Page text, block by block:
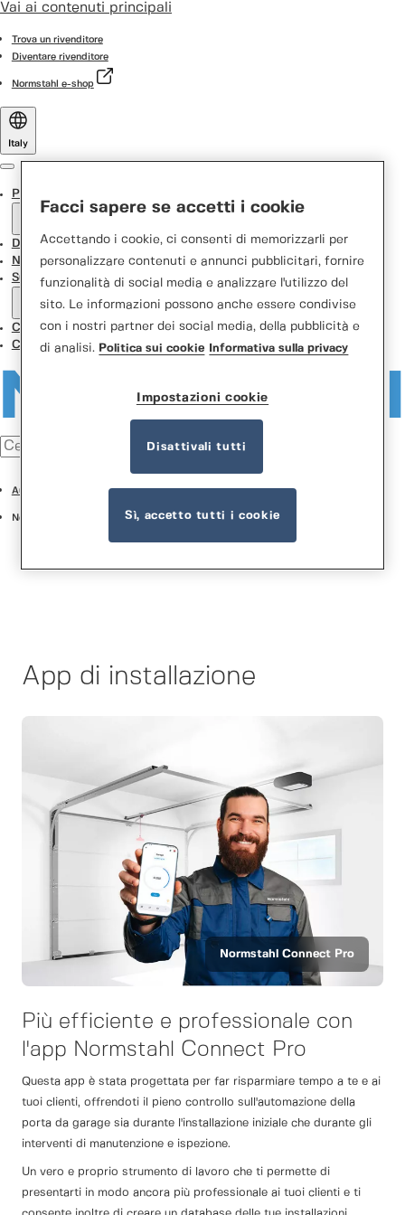
Vai ai contenuti principali
Trova un rivenditore
Diventare rivenditore
Normstahl e-shop
Italy
Prodotti
Door Designer
News
Support Center
Contatti
Chi siamo
Automazione
Normstahl Connect
App di installazione
Più efficiente e professionale con
l'app Normstahl Connect Pro
Questa app è stata progettata per far risparmiare tempo a te e ai
tuoi clienti, offrendoti il pieno controllo sull'automazione della
porta da garage sia durante l'installazione iniziale che durante gli
interventi di manutenzione e ispezione.
Un vero e proprio strumento di lavoro che ti permette di
presentarti in modo ancora più professionale ai tuoi clienti e ti
Normstahl Connect Pro
Facci sapere se accetti i cookie
Accettando i cookie, ci consenti di memorizzarli per
personalizzare contenuti e annunci pubblicitari, fornire
funzionalità di social media e analizzare l'utilizzo del
sito. Le informazioni possono anche essere condivise
con i nostri partner dei social media, della pubblicità e
di analisi. Politica sui cookie Informativa sulla privacy
Impostazioni cookie
Disattivali tutti
Sì, accetto tutti i cookie